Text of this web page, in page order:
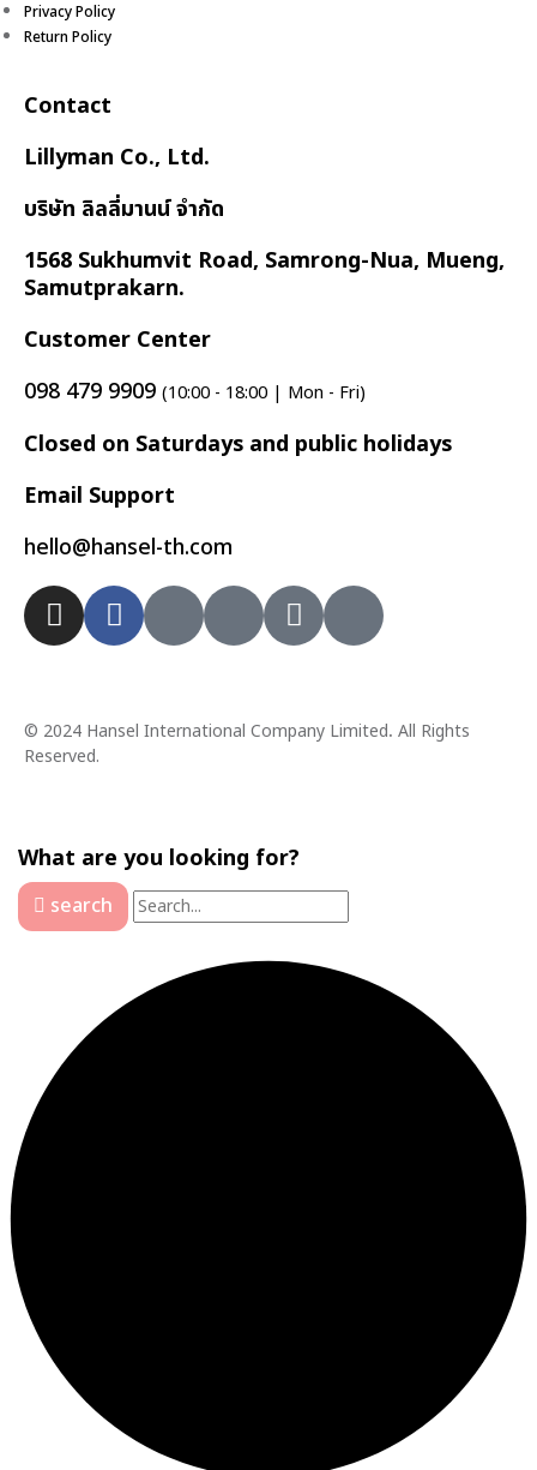
Privacy Policy
Return Policy
Contact
Lillyman Co., Ltd.
บริษัท ลิลลี่มานน์ จำกัด
1568 Sukhumvit Road, Samrong-Nua, Mueng,
Samutprakarn.
Customer Center
098 479 9909 (10:00 - 18:00 | Mon - Fri)
Closed on Saturdays and public holidays
Email Support
hello@hansel-th.com
© 2024 Hansel International Company Limited. All Rights
Reserved.
What are you looking for?
search